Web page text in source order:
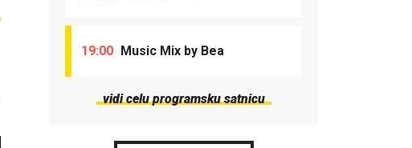
19:00 Music Mix by Bea
vidi celu programsku satnicu